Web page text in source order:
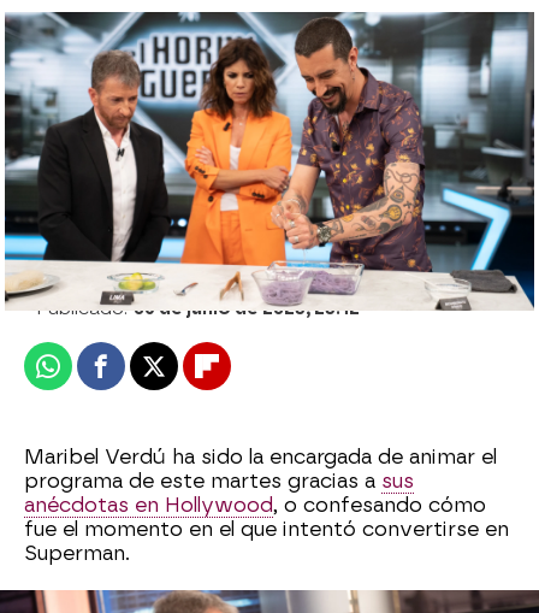
Grabado... ¡en hojas de árbol!: El
sorprendente homenaje de Marron al
mítico Sandokan
Jesús Garrido
Publicado:06 de junio de 2023, 23:12
WhatsappFacebook
X Flipboard
Maribel Verdú ha sido la encargada de animar el
programa de este martes gracias a sus
anécdotas en Hollywood, o confesando cómo
fue el momento en el que intentó convertirse en
Superman.